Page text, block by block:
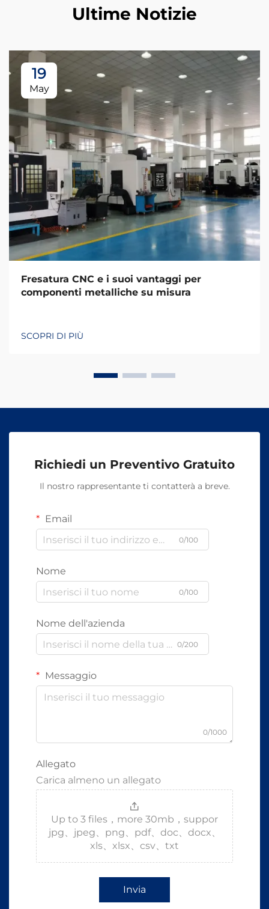
Ultime Notizie
19
May
Fresatura CNC e i suoi vantaggi per
componenti metalliche su misura
SCOPRI DI PIÙ
Richiedi un Preventivo Gratuito
Il nostro rappresentante ti contatterà a breve.
Email
0/100
Nome
0/100
Nome dell'azienda
0/200
Messaggio
0/1000
Allegato
Carica almeno un allegato
Up to 3 files，more 30mb，suppor
jpg、jpeg、png、pdf、doc、docx、
xls、xlsx、csv、txt
Invia